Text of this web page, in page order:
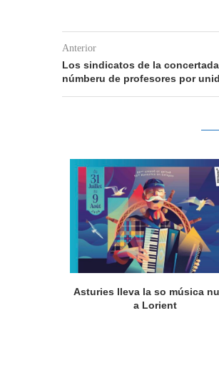
Anterior
Los sindicatos de la
númberu de profesores por
Asturies lleva la so música
a Lorient